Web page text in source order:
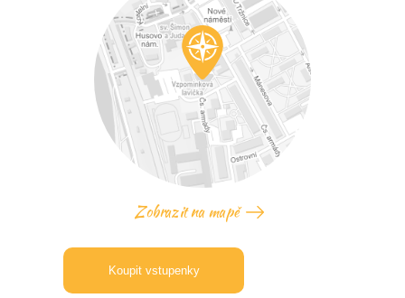
Zobrazit na mapě
Koupit vstupenky